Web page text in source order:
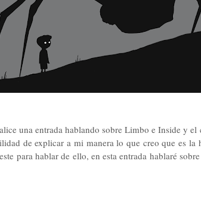
una entrada hablando sobre Limbo e Inside y
de explicar a mi manera lo que creo que es la
para hablar de ello, en esta entrada hablaré